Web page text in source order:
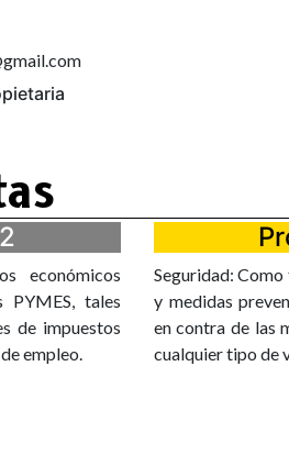
económicos
tales
de impuestos
empleo.
Seguridad:
y medidas
en contra de las
cualquier tipo de